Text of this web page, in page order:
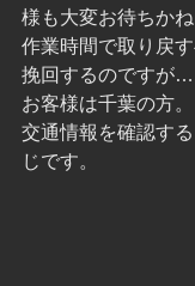
様も大変お待ちかね
作業時間で取り戻
挽回するのですが…
お客様は千葉の方。
交通情報を確認す
じです。